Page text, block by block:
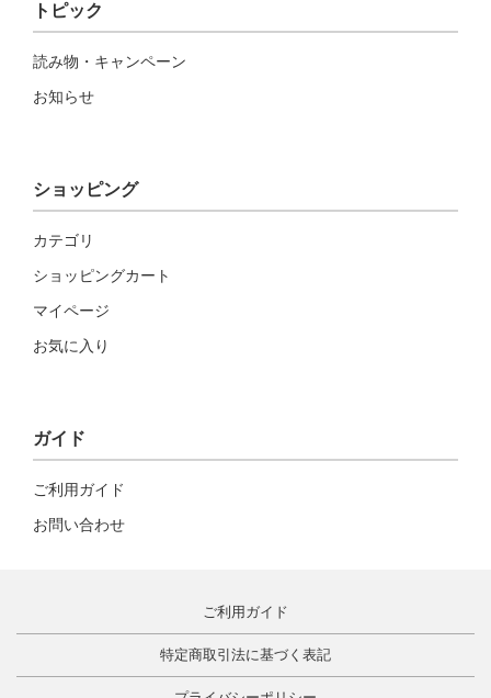
トピック
読み物・キャンペーン
お知らせ
ショッピング
カテゴリ
ショッピングカート
マイページ
お気に入り
ガイド
ご利用ガイド
お問い合わせ
ご利用ガイド
特定商取引法に基づく表記